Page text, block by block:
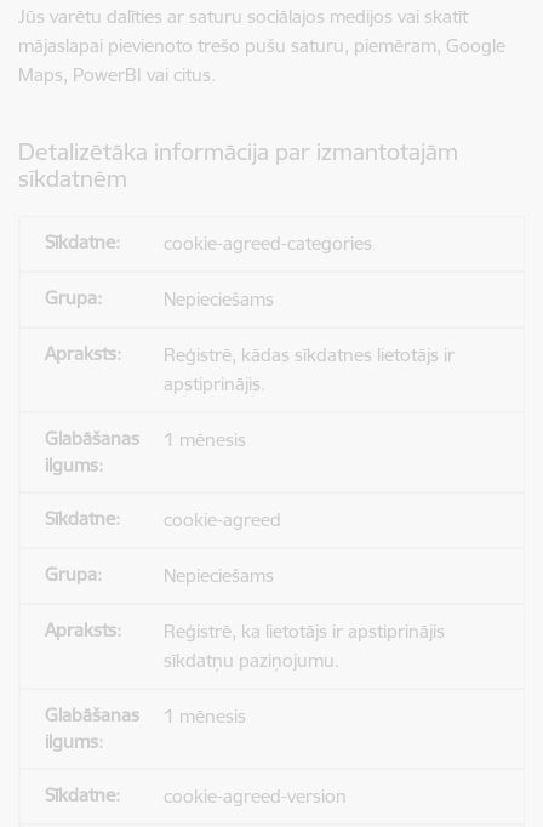
Jūs varētu dalīties ar saturu sociālajos medijos vai skatīt
mājaslapai pievienoto trešo pušu saturu, piemēram, Google
Maps, PowerBI vai citus.
Detalizētāka informācija par izmantotajām
sīkdatnēm
cookie-agreed-categories
Nepieciešams
Reģistrē, kādas sīkdatnes lietotājs ir
apstiprinājis.
1 mēnesis
cookie-agreed
Nepieciešams
Reģistrē, ka lietotājs ir apstiprinājis
sīkdatņu paziņojumu.
1 mēnesis
cookie-agreed-version